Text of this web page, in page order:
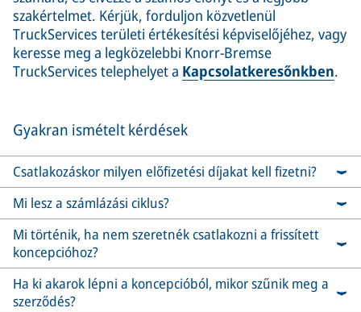
szakértelmet. Kérjük, forduljon közvetlenül
TruckServices területi értékesítési képviselőjéhez, vagy
keresse meg a legközelebbi Knorr-Bremse
TruckServices telephelyet a Kapcsolatkeresőnkben.
Gyakran ismételt kérdések
Csatlakozáskor milyen előfizetési díjakat kell fizetni?
Mi lesz a számlázási ciklus?
Mi történik, ha nem szeretnék csatlakozni a frissített
koncepcióhoz?
Ha ki akarok lépni a koncepcióból, mikor szűnik meg a
szerződés?